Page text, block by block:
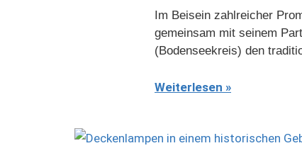
Im Beisein zahlreicher
gemeinsam mit seinem
(Bodenseekreis) den
Weiterlesen